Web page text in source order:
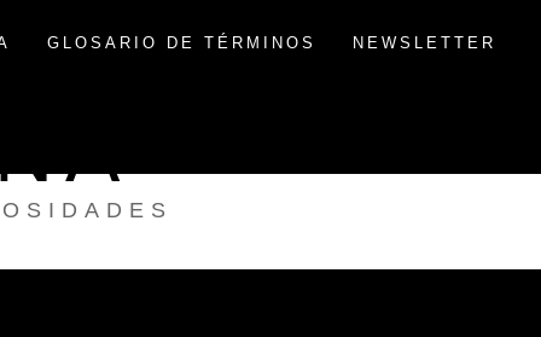
GLOSARIO DE TÉRMINOS NEWSLETTER